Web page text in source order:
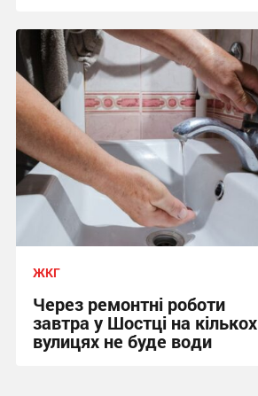
16:10, 22.07.2026
ЖКГ
Через ремонтні роботи
завтра у Шостці на кількох
вулицях не буде води